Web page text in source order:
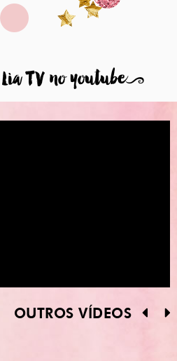
TV no youtube9
OUTROS VÍDEOS